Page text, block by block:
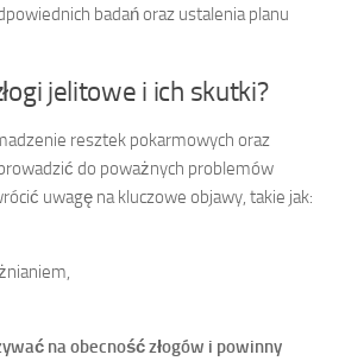
badań oraz ustalenia planu
jelitowe i ich skutki?
resztek pokarmowych oraz
do poważnych problemów
uwagę na kluczowe objawy, takie jak:
na obecność złogów i powinny